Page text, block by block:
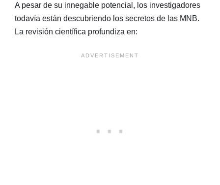
A pesar de su innegable potencial, los investigadores
todavía están descubriendo los secretos de las MNB.
La revisión científica profundiza en: